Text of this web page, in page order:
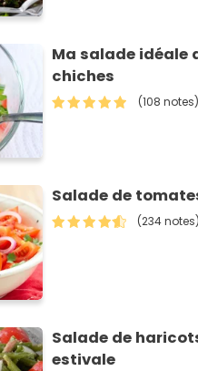
Ma salade idéale
chiches
(108 notes)
Salade de
(234 notes)
Salade de
estivale